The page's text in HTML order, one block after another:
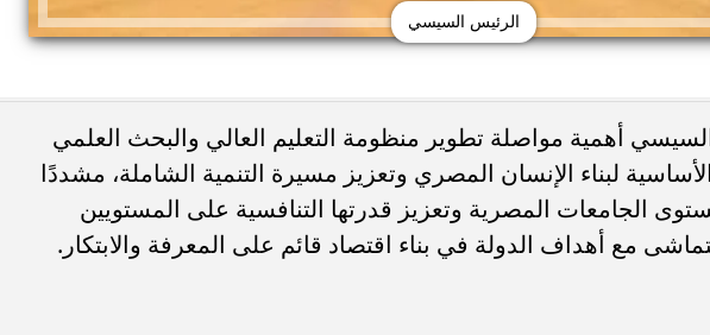
الرئيس السيسي
أهمية مواصلة تطوير منظومة التعليم العالي والبحث العلمي
لبناء الإنسان المصري وتعزيز مسيرة التنمية الشاملة، مشددًا
الجامعات المصرية وتعزيز قدرتها التنافسية على المستويين
مع أهداف الدولة في بناء اقتصاد قائم على المعرفة والابتكار.
تحرك برلماني لإيقاف خطوط المحمول غير
المحدثة.. ماذا يحدث لأصحاب الشرائح؟
الصحة: 71.3 مليون زيارة للسيدات ضمن
مبادرة دعم صحة المرأة